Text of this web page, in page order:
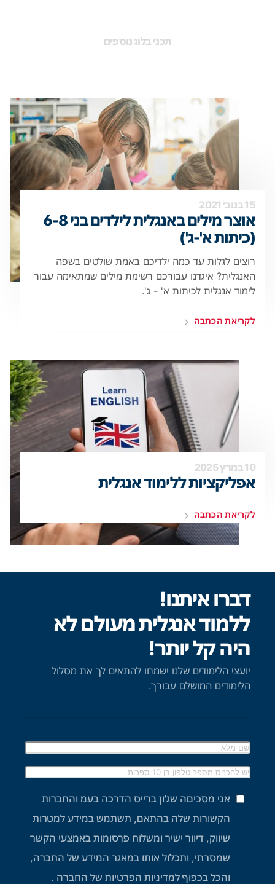
תכני בלוג נוספים
15 בנוב׳ 2021
אוצר מילים באנגלית לילדים בני 6-8
(כיתות א'-ג')
רוצים לגלות עד כמה ילדיכם באמת שולטים בשפה
האנגלית? איגדנו עבורכם רשימת מילים שמתאימה עבור
לימוד אנגלית לכיתות א' - ג'.
לקריאת הכתבה
10 במרץ 2025
אפליקציות ללימוד אנגלית
לקריאת הכתבה
דברו איתנו!
ללמוד אנגלית מעולם לא
היה קל יותר!
יועצי הלימודים שלנו ישמחו להתאים לך את מסלול
הלימודים המושלם עבורך.
אני מסכיםה שג'ון ברייס הדרכה בעמ והחברות
הקשורות שלה בהתאם, תשתמש במידע למטרות
שיווק, דיוור ישיר ומשלוח פרסומות באמצעי הקשר
שמסרתי, ותכלול אותו במאגר המידע של החברה,
והכל בכפוף למדיניות הפרטיות של החברה .